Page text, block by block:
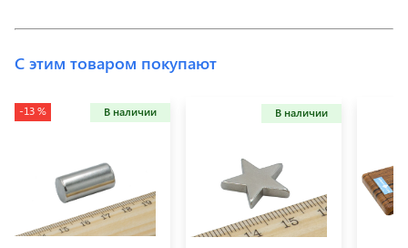
С этим товаром покупают
-13 % В наличии В наличии